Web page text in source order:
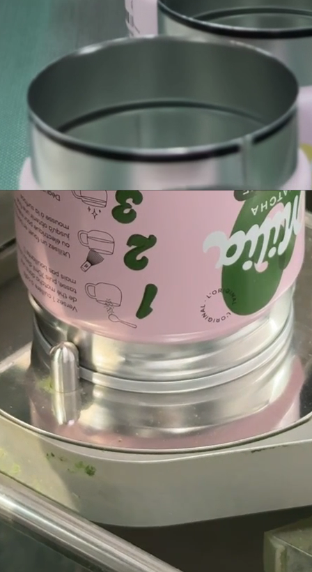
descubrir los productos
VUELVE A ESTAR DISPONIBLE